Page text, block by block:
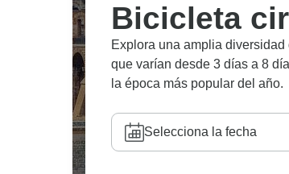
Bicicleta
Explora una amplia
que varían desde 3 días a 8
la época más popular del año.
Selecciona la fecha